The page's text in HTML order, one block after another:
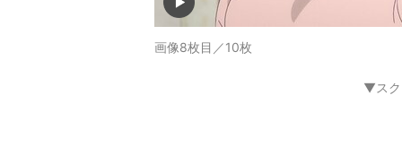
画像8枚目／10枚
▼スク